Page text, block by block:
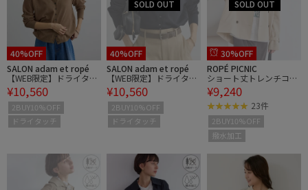
40%OFF
SALON adam et ropé
【WEB限定】ドライタッ
チスキッパーカーディガ
ン
¥10,560
2BUY10%OFF
ドライタッチ
40%OFF
SALON adam et ropé
【WEB限定】ドライタッ
チスキッパーカーディガ
ン
¥10,560
2BUY10%OFF
ドライタッチ
30%OFF
ROPÉ PICNIC
ショート丈トレンチコー
ト/撥水・花粉ガード
¥9,240
23件
2BUY10%OFF
撥水加工